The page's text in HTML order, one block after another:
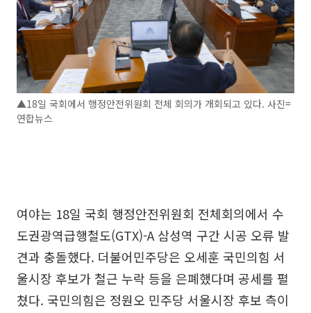
▲18일 국회에서 행정안전위원회 전체 회의가 개회되고 있다. 사진=
연합뉴스
여야는 18일 국회 행정안전위원회 전체회의에서 수
도권광역급행철도(GTX)-A 삼성역 구간 시공 오류 발
견과 충돌했다. 더불어민주당은 오세훈 국민의힘 서
울시장 후보가 철근 누락 등을 은폐했다며 공세를 펼
쳤다. 국민의힘은 정원오 민주당 서울시장 후보 측이